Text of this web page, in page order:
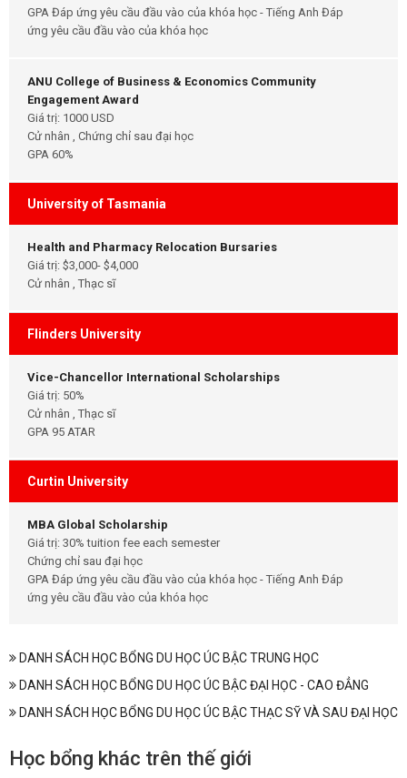
GPA Đáp ứng yêu cầu đầu vào của khóa học - Tiếng Anh Đáp
ứng yêu cầu đầu vào của khóa học
ANU College of Business & Economics Community
Engagement Award
Giá trị: 1000 USD
Cử nhân , Chứng chỉ sau đại học
GPA 60%
University of Tasmania
Health and Pharmacy Relocation Bursaries
Giá trị: $3,000- $4,000
Cử nhân , Thạc sĩ
Flinders University
Vice-Chancellor International Scholarships
Giá trị: 50%
Cử nhân , Thạc sĩ
GPA 95 ATAR
Curtin University
MBA Global Scholarship
Giá trị: 30% tuition fee each semester
Chứng chỉ sau đại học
GPA Đáp ứng yêu cầu đầu vào của khóa học - Tiếng Anh Đáp
ứng yêu cầu đầu vào của khóa học
DANH SÁCH HỌC BỔNG DU HỌC ÚC BẬC TRUNG HỌC
DANH SÁCH HỌC BỔNG DU HỌC ÚC BẬC ĐẠI HỌC - CAO ĐẲNG
DANH SÁCH HỌC BỔNG DU HỌC ÚC BẬC THẠC SỸ VÀ SAU ĐẠI HỌC
Học bổng khác trên thế giới